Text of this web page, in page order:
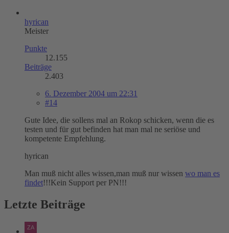
hyrican
Meister
Punkte
12.155
Beiträge
2.403
6. Dezember 2004 um 22:31
#14
Gute Idee, die sollens mal an Rokop schicken, wenn die es
testen und für gut befinden hat man mal ne seriöse und
kompetente Empfehlung.
hyrican
Man muß nicht alles wissen,man muß nur wissen wo man es
findet!!!Kein Support per PN!!!
Letzte Beiträge